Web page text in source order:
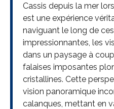
Cassis depuis la mer
est une expérience
naviguant le long de
impressionnantes, les
dans un paysage à
falaises imposantes
cristallines. Cette
vision panoramique
calanques, mettant en